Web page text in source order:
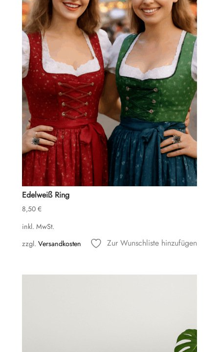
Edelweiß Ring
8,50 €
inkl. MwSt.
zzgl. Versandkosten Zur Wunschliste hinzufügen